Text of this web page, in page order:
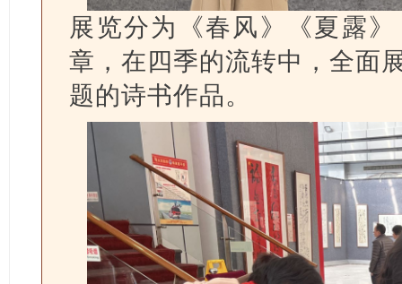
展览分为《春风》《夏露
章，在四季的流转中，全面
题的诗书作品。